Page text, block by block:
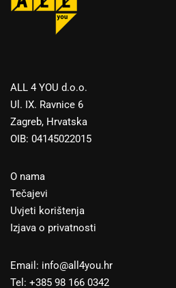
ALL 4 YOU d.o.o.
Ul. IX. Ravnice 6
Zagreb, Hrvatska
OIB: 04145022015
O nama
Tečajevi
Uvjeti korištenja
Izjava o privatnosti
Email: info@all4you.hr
Tel: +385 98 166 0342